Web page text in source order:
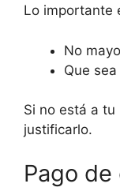
Lo importante
No
Que
Si no está a
justificarlo.
Pago